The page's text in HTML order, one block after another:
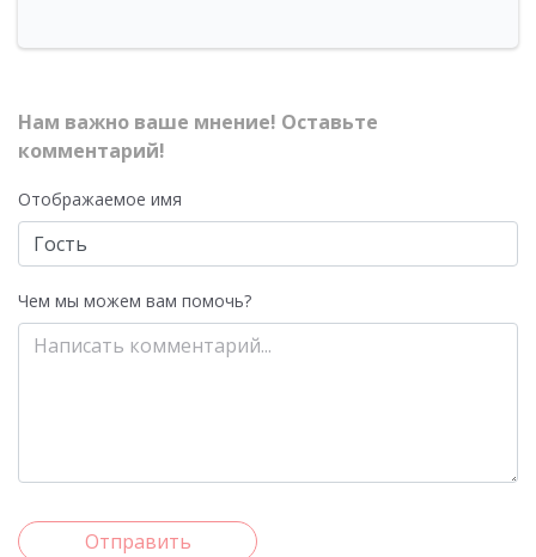
Нам важно ваше мнение! Оставьте
комментарий!
Отображаемое имя
Чем мы можем вам помочь?
Отправить